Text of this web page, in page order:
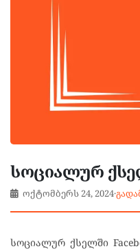
სოციალურ
ოქტომბერს 24, 2024·
სოციალურ ქსელში